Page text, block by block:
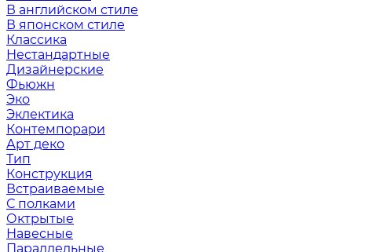
В английском стиле
В японском стиле
Классика
Нестандартные
Дизайнерские
Фьюжн
Эко
Эклектика
Контемпорари
Арт деко
Тип
Конструкция
Встраиваемые
С полками
Октрытые
Навесные
Параллельные